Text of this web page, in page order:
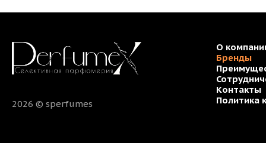
2026 © sperfumes
О
Бренды
Контакты
Политика